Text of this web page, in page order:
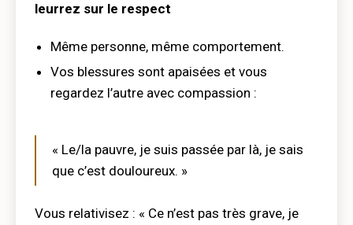
leurrez sur le respect
Même personne, même comportement.
Vos blessures sont apaisées et vous
regardez l’autre avec compassion :
« Le/la pauvre, je suis passée par là, je sais
que c’est douloureux. »
Vous relativisez : « Ce n’est pas très grave, je